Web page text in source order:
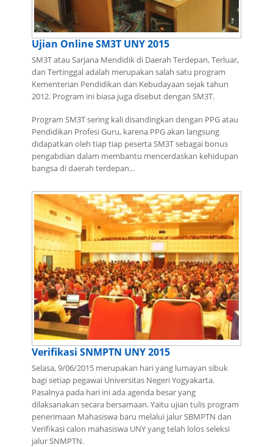
Ujian Online SM3T UNY 2015
SM3T atau Sarjana Mendidik di Daerah Terdepan, Terluar,
dan Tertinggal adalah merupakan salah satu program
Kementerian Pendidikan dan Kebudayaan sejak tahun
2012. Program ini biasa juga disebut dengan SM3T.
Program SM3T sering kali disandingkan dengan PPG atau
Pendidikan Profesi Guru, karena PPG akan langsung
didapatkan oleh tiap tiap peserta SM3T sebagai bonus
pengabdian dalam membantu mencerdaskan kehidupan
bangsa di daerah terdepan...
Verifikasi SNMPTN UNY 2015
Selasa, 9/06/2015 merupakan hari yang lumayan sibuk
bagi setiap pegawai Universitas Negeri Yogyakarta.
Pasalnya pada hari ini ada agenda besar yang
dilaksanakan secara bersamaan. Yaitu ujian tulis program
penerimaan Mahasiswa baru melalui jalur SBMPTN dan
Verifikasi calon mahasiswa UNY yang telah lolos seleksi
jalur SNMPTN.